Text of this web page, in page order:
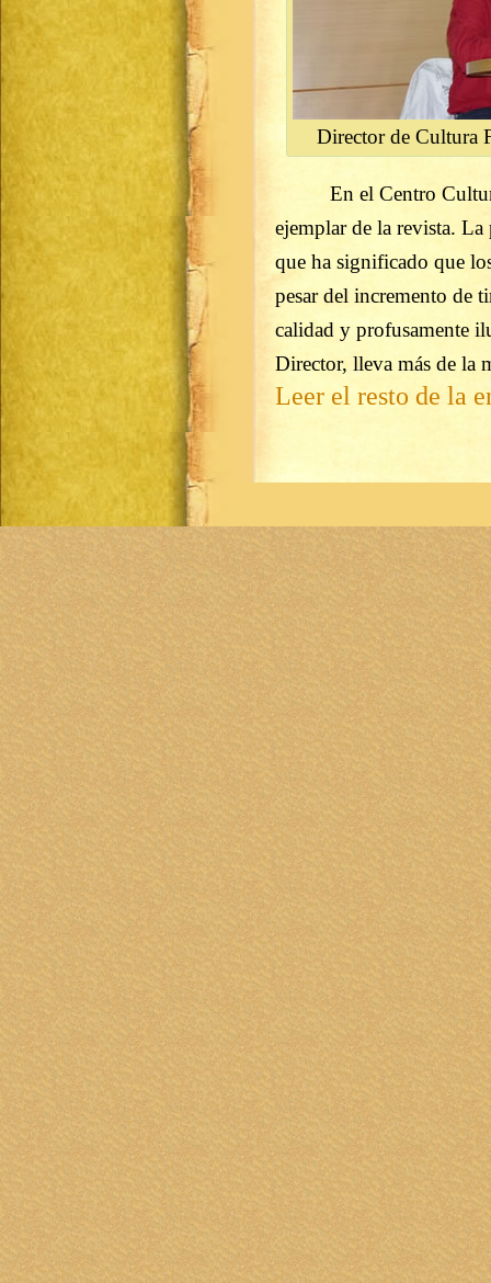
Director de Cultura
En el Centro Cultural
ejemplar de la revista.
que ha significado que
pesar del incremento de
calidad y profusamente
Director, lleva más de la
Leer el resto de la